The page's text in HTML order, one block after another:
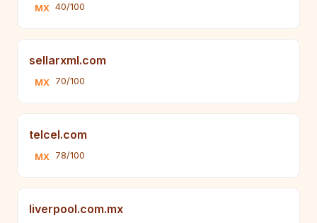
MX 40/100
sellarxml.com
MX 70/100
telcel.com
MX 78/100
liverpool.com.mx